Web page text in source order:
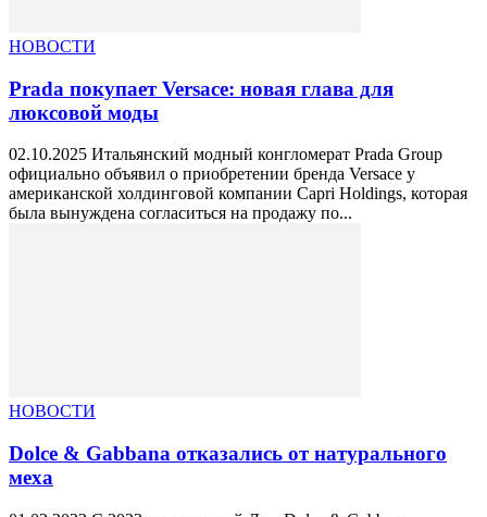
НОВОСТИ
Prada покупает Versace: новая глава для
люксовой моды
02.10.2025 Итальянский модный конгломерат Prada Group
официально объявил о приобретении бренда Versace у
американской холдинговой компании Capri Holdings, которая
была вынуждена согласиться на продажу по...
НОВОСТИ
Dolce & Gabbana отказались от натурального
меха